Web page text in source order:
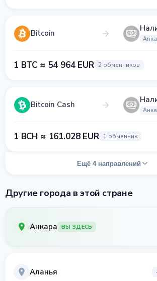
Bitcoin
1 BTC ≈ 54 964 EUR 2 обменников
Bitcoin Cash
1 BCH ≈ 161.028 EUR 1 обменник
Ещё 4 направлений
Другие города в этой стране
Анкара ВЫ ЗДЕСЬ
Аланья